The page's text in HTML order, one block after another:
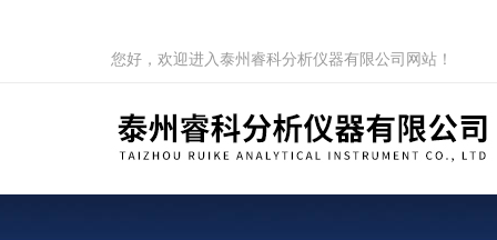
您好，欢迎进入泰州睿科分析仪器有限公司网站！